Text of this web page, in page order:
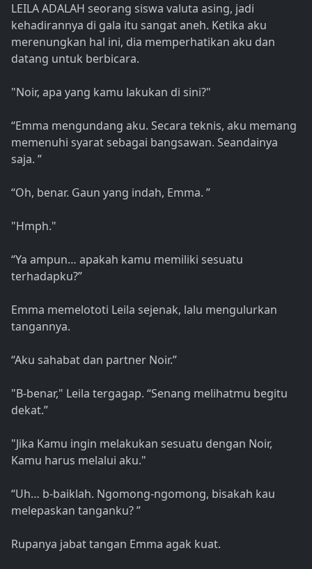
LEILA ADALAH seorang siswa valuta asing, jadi
kehadirannya di gala itu sangat aneh. Ketika aku
merenungkan hal ini, dia memperhatikan aku dan
datang untuk berbicara.
"Noir, apa yang kamu lakukan di sini?"
“Emma mengundang aku. Secara teknis, aku memang
memenuhi syarat sebagai bangsawan. Seandainya
saja. ”
“Oh, benar. Gaun yang indah, Emma. ”
"Hmph."
“Ya ampun… apakah kamu memiliki sesuatu
terhadapku?”
Emma memelototi Leila sejenak, lalu mengulurkan
tangannya.
“Aku sahabat dan partner Noir.”
"B-benar," Leila tergagap. “Senang melihatmu begitu
dekat.”
"Jika Kamu ingin melakukan sesuatu dengan Noir,
Kamu harus melalui aku."
“Uh… b-baiklah. Ngomong-ngomong, bisakah kau
melepaskan tanganku? ”
Rupanya jabat tangan Emma agak kuat.